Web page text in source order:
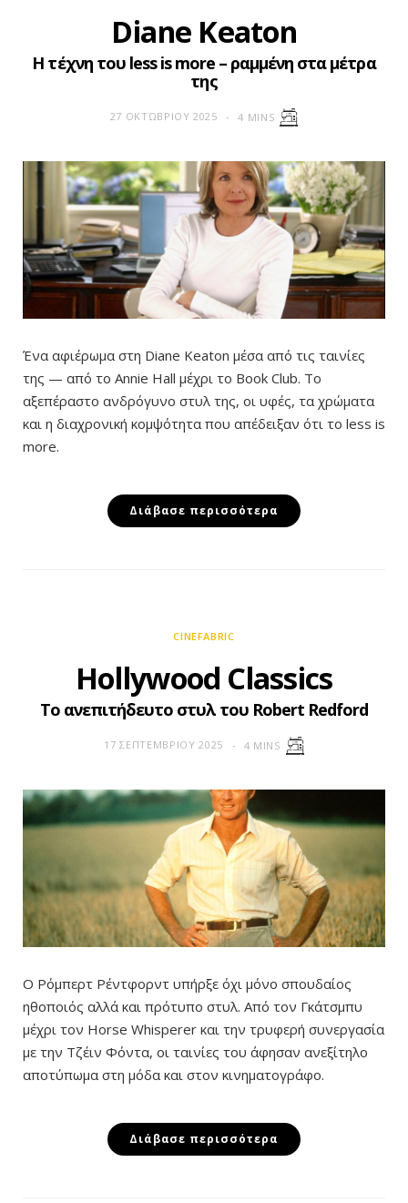
Diane Keaton
Η τέχνη του less is more – ραμμένη στα μέτρα
της
27 ΟΚΤΩΒΡΊΟΥ 2025 4 MINS
Ένα αφιέρωμα στη Diane Keaton μέσα από τις ταινίες
της — από το Annie Hall μέχρι το Book Club. Το
αξεπέραστο ανδρόγυνο στυλ της, οι υφές, τα χρώματα
και η διαχρονική κομψότητα που απέδειξαν ότι το less is
more.
Διάβασε περισσότερα
CINEFABRIC
Hollywood Classics
Το ανεπιτήδευτο στυλ του Robert Redford
17 ΣΕΠΤΕΜΒΡΊΟΥ 2025 4 MINS
Ο Ρόμπερτ Ρέντφορντ υπήρξε όχι μόνο σπουδαίος
ηθοποιός αλλά και πρότυπο στυλ. Από τον Γκάτσμπυ
μέχρι τον Horse Whisperer και την τρυφερή συνεργασία
με την Τζέιν Φόντα, οι ταινίες του άφησαν ανεξίτηλο
αποτύπωμα στη μόδα και στον κινηματογράφο.
Διάβασε περισσότερα